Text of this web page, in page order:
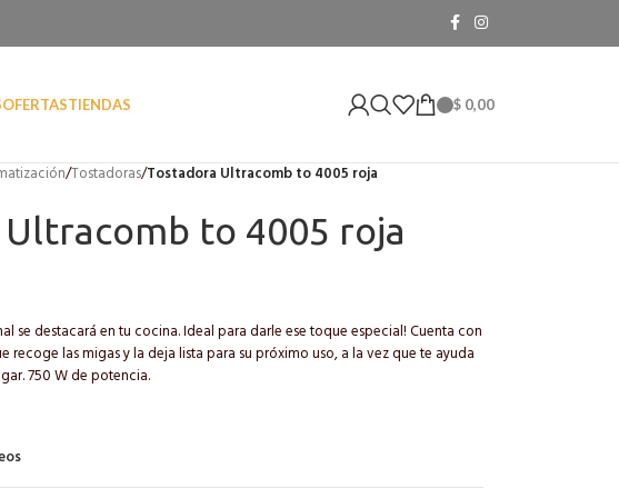
OFERTASTIENDAS $ 0,00
/Tostadoras/Tostadora Ultracomb to 4005 roja
to 4005 roja
se destacará en tu cocina. Ideal para darle ese toque especial! Cuenta con
recoge las migas y la deja lista para su próximo uso, a la vez que te ayuda
750 W de potencia.